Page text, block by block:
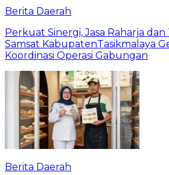
Berita Daerah
Perkuat Sinergi, Jasa Raharja
Samsat KabupatenTasikmalaya
Koordinasi Operasi Gabungan
Berita Daerah